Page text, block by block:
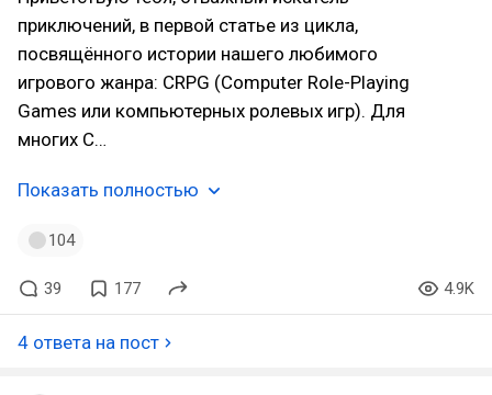
приключений, в первой статье из цикла,
посвящённого истории нашего любимого
игрового жанра: CRPG (Computer Role-Playing
Games или компьютерных ролевых игр). Для
многих C…
Показать полностью
104
39 177 4.9K
4 ответа на пост